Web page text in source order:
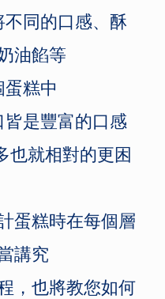
同的口感、酥
油餡等
糕中
是豐富的口感
也就相對的更困
蛋糕時在每個層
講究
，也將教您如何